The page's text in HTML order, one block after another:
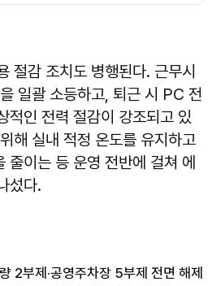
절감 조치도 병행된다. 근무시
일괄 소등하고, 퇴근 시 PC 전
적인 전력 절감이 강조되고 있
해 실내 적정 온도를 유지하고
줄이는 등 운영 전반에 걸쳐 에
섰다.
2부제·공영주차장 5부제 전면 해제